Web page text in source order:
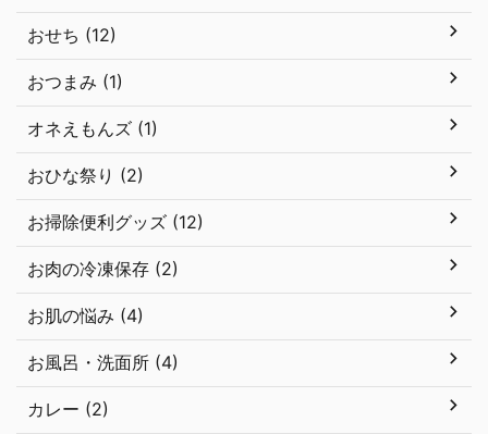
おせち (12)
おつまみ (1)
オネえもんズ (1)
おひな祭り (2)
お掃除便利グッズ (12)
お肉の冷凍保存 (2)
お肌の悩み (4)
お風呂・洗面所 (4)
カレー (2)